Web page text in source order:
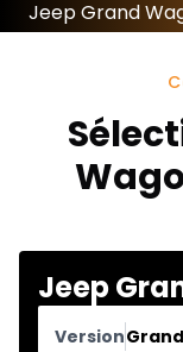
Jeep
Version